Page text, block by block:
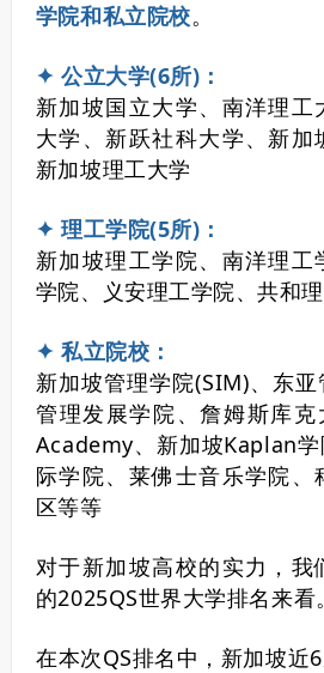
学院和私立院校。
✦ 公立大学(6所)：
新加坡国立大学、南洋理工
大学、新跃社科大学、新加
新加坡理工大学
✦ 理工学院(5所)：
新加坡理工学院、南洋理工
学院、义安理工学院、共和
✦ 私立院校：
新加坡管理学院(SIM)、东
管理发展学院、詹姆斯库克
Academy、新加坡Kaplan
际学院、莱佛士音乐学院、
区等等
对于新加坡高校的实力，我
的2025QS世界大学排名来看。
在本次QS排名中，新加坡近